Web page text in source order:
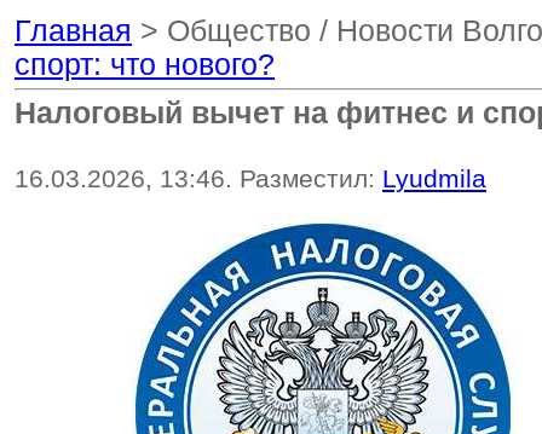
Главная > Общество / Новости
спорт: что нового?
Налоговый вычет на фитнес и
16.03.2026, 13:46. Разместил: Lyudmila